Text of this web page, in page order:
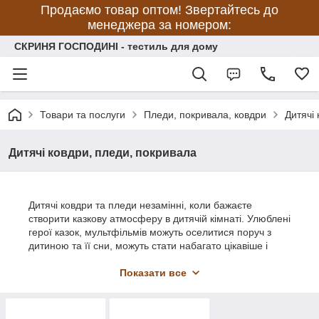
Продаємо товар оптом! Звертайтесь до
менеджера за номером:
СКРИНЯ ГОСПОДИНІ - тестиль для дому
Товари та послуги Пледи, покривала, ковдри
Дитячі ковдри, пледи, покривала
Дитячі ковдри та пледи незамінні, коли бажаєте
створити казкову атмосферу в дитячій кімнаті. Улюблені
герої казок, мультфільмів можуть оселитися поруч з
дитиною та її сни, можуть стати набагато цікавіше і
такі казкові, чарівні покривала і пледи представлені в
Показати все